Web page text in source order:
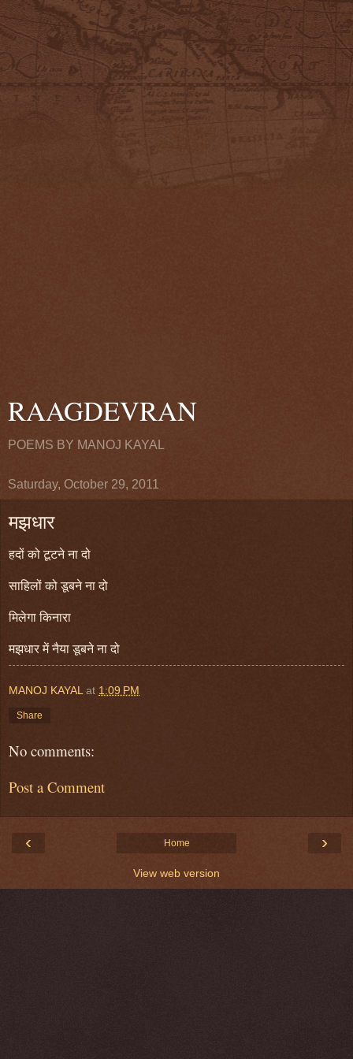
RAAGDEVRAN
POEMS BY MANOJ KAYAL
Saturday, October 29, 2011
मझधार
हदों को टूटने ना दो
साहिलों को डूबने ना दो
मिलेगा किनारा
मझधार में नैया डूबने ना दो
MANOJ KAYAL at 1:09 PM
Share
No comments:
Post a Comment
‹ ›
Home
View web version